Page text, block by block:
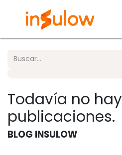
Todavía no hay
publicaciones.
BLOG INSULOW